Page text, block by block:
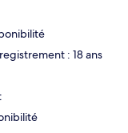
: 18 ans